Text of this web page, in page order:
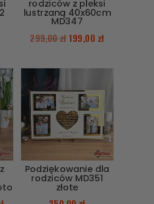
rodziców z pleksi
lustrzaną 40x60cm
MD347
299,00zł 199,00 zł
Podziękowanie dla
rodziców MD351
złote